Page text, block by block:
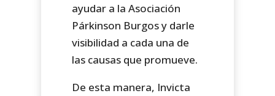
ayudar a la Asociación
Párkinson Burgos y darle
visibilidad a cada una de
las causas que promueve.
De esta manera, Invicta